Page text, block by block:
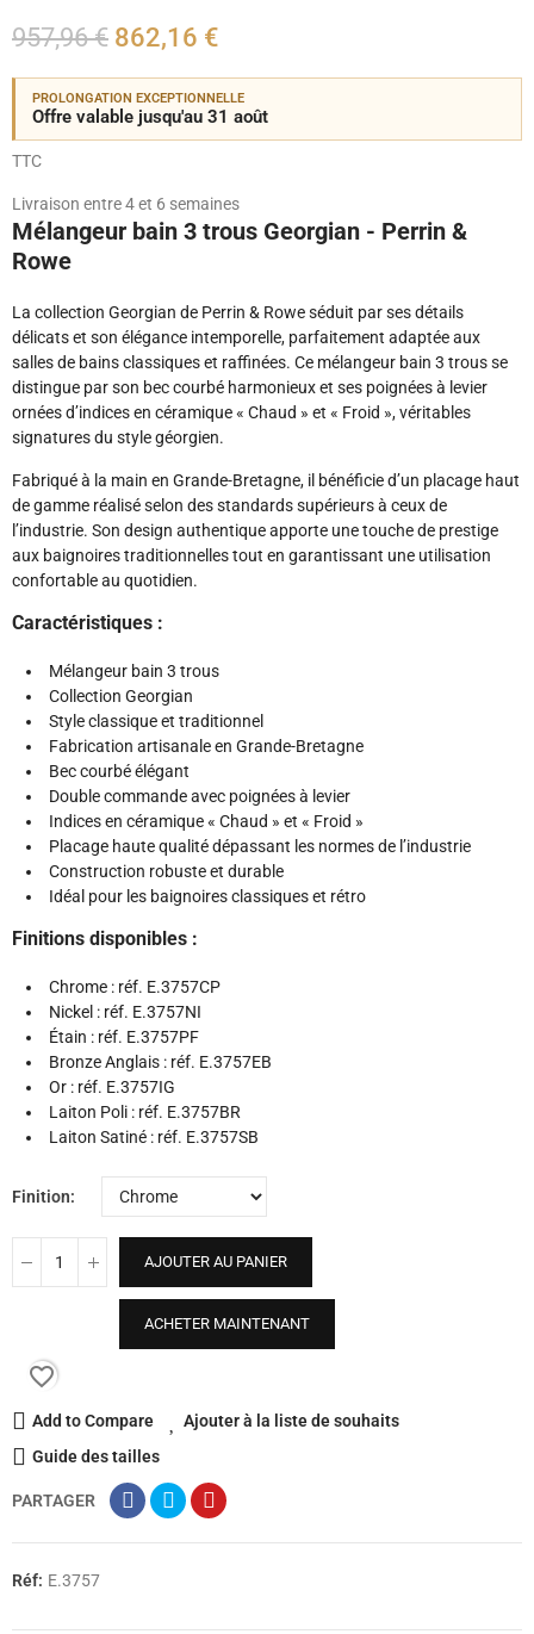
957,96 € 862,16 €
PROLONGATION EXCEPTIONNELLE
Offre valable jusqu'au 31 août
TTC
Livraison entre 4 et 6 semaines
Mélangeur bain 3 trous Georgian - Perrin &
Rowe
La collection Georgian de Perrin & Rowe séduit par ses détails
délicats et son élégance intemporelle, parfaitement adaptée aux
salles de bains classiques et raffinées. Ce mélangeur bain 3 trous se
distingue par son bec courbé harmonieux et ses poignées à levier
ornées d’indices en céramique « Chaud » et « Froid », véritables
signatures du style géorgien.
Fabriqué à la main en Grande-Bretagne, il bénéficie d’un placage haut
de gamme réalisé selon des standards supérieurs à ceux de
l’industrie. Son design authentique apporte une touche de prestige
aux baignoires traditionnelles tout en garantissant une utilisation
confortable au quotidien.
Caractéristiques :
Mélangeur bain 3 trous
Collection Georgian
Style classique et traditionnel
Fabrication artisanale en Grande-Bretagne
Bec courbé élégant
Double commande avec poignées à levier
Indices en céramique « Chaud » et « Froid »
Placage haute qualité dépassant les normes de l’industrie
Construction robuste et durable
Idéal pour les baignoires classiques et rétro
Finitions disponibles :
Chrome : réf. E.3757CP
Nickel : réf. E.3757NI
Étain : réf. E.3757PF
Bronze Anglais : réf. E.3757EB
Or : réf. E.3757IG
Laiton Poli : réf. E.3757BR
Laiton Satiné : réf. E.3757SB
Finition
AJOUTER AU PANIER
ACHETER MAINTENANT
favorite_border
Add to Compare
Ajouter à la liste de souhaits
Guide des tailles
PARTAGER
Réf: E.3757